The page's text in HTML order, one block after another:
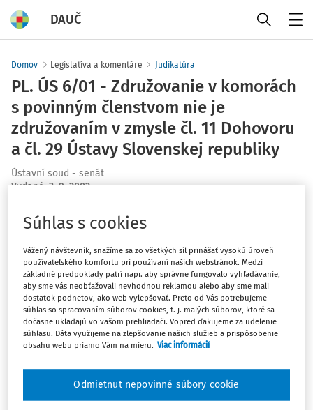
DAUČ
Domov Legislatíva a komentáre Judikatúra
PL. ÚS 6/01 - Združovanie v komorách
s povinným členstvom nie je
združovaním v zmysle čl. 11 Dohovoru
a čl. 29 Ústavy Slovenskej republiky
Ústavní soud - senát
Vydané: 3. 9. 2002
Máte predplatné?
Zatiaľ ste si prečítali len začiatok...
Celý dokument je len pre
Zaregistrujte sa a získajte
Súhlas s cookies
Vážený návštevník, snažíme sa zo všetkých síl prinášať vysokú úroveň
používateľského komfortu pri používaní našich webstránok. Medzi
základné predpoklady patrí napr. aby správne fungovalo vyhľadávanie,
aby sme vás neobťažovali nevhodnou reklamou alebo aby sme mali
dostatok podnetov, ako web vylepšovať. Preto od Vás potrebujeme
súhlas so spracovaním súborov cookies, t. j. malých súborov, ktoré sa
dočasne ukladajú vo vašom prehliadači. Vopred ďakujeme za udelenie
súhlasu. Dáta využijeme na zlepšovanie našich služieb a prispôsobenie
obsahu webu priamo Vám na mieru. Viac informácií
Odmietnut nepovinné súbory cookie